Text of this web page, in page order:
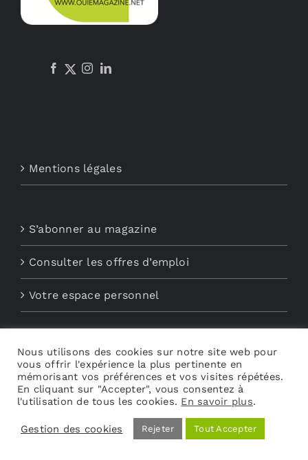
Mentions légales
S’abonner au magazine
Consulter les offres d’emploi
Votre espace personnel
Nous contacter
Abonnements aux Newsletters
Découvrez My Audio
Nous utilisons des cookies sur notre site web pour
vous offrir l'expérience la plus pertinente en
mémorisant vos préférences et vos visites répétées.
En cliquant sur "Accepter", vous consentez à
l'utilisation de tous les cookies. En savoir plus.
Gestion des cookies Rejeter Tout Accepter